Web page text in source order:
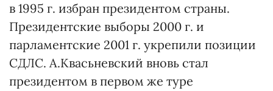
в 1995 г. избран президентом страны.
Президентские выборы 2000 г. и
парламентские 2001 г. укрепили позиции
СДЛС. А.Квасьневский вновь стал
президентом в первом же туре